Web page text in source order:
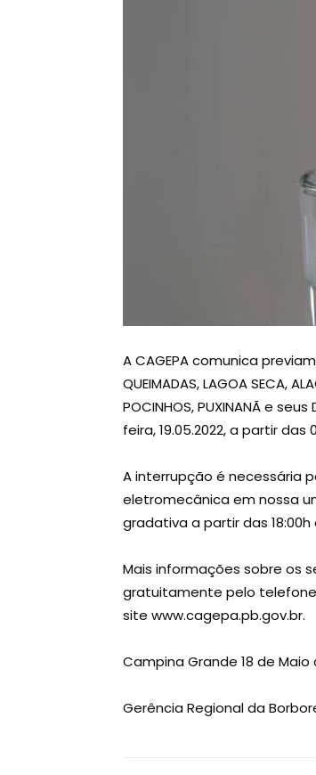
A CAGEPA comunica
QUEIMADAS, LAGOA SECA,
POCINHOS, PUXINANÃ e
feira, 19.05.2022, a partir das
A interrupção é necessária
eletromecânica em nossa
gradativa a partir das
Mais informações sobre os
gratuitamente pelo telefone
site www.cagepa.pb.gov.br.
Campina Grande 18 de Maio
Gerência Regional da